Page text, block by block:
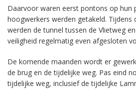
Daarvoor waren eerst pontons op hun
hoogwerkers werden getakeld. Tijdens
werden de tunnel tussen de Vlietweg
veiligheid regelmatig even afgesloten
De komende maanden wordt er
de brug en de tijdelijke weg. Pas eind
tijdelijke weg, inclusief de tijdelijke